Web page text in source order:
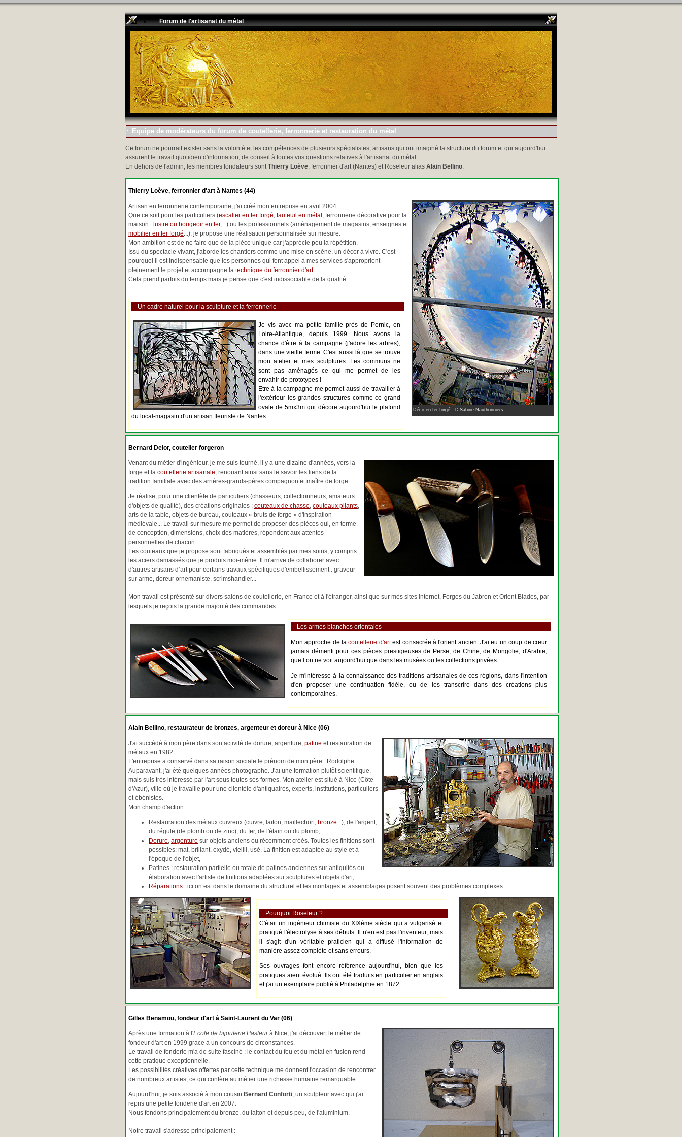
Forum de l'artisanat du métal
Equipe de modérateurs du forum de coutellerie, ferronnerie et restauration du métal
Ce forum ne pourrait exister sans la volonté et les compétences de plusieurs spécialistes, artisans qui ont imaginé la structure du forum et qui aujourd'hui
assurent le travail quotidien d'information, de conseil à toutes vos questions relatives à l'artisanat du métal.
En dehors de l'admin, les membres fondateurs sontThierry Loève, ferronnier d'art (Nantes) et Roseleur alias Alain Bellino.
Thierry Loève, ferronnier d'art à Nantes (44)
Déco en fer forgé - © Sabine Nauthonniers
Artisan en ferronnerie contemporaine, j'ai créé mon entreprise en avril 2004.
Que ce soit pour les particuliers (escalier en fer forgé, fauteuil en métal , ferronnerie décorative pour la
maison : lustre ou bougeoir en fer,...) ou les professionnels (aménagement de magasins, enseignes et
mobilier en fer forgé...), je propose une réalisation personnalisée sur mesure.
Mon ambition est de ne faire que de la pièce unique car j'apprécie peu la répétition.
Issu du spectacle vivant, j'aborde les chantiers comme une mise en scène, un décor à vivre. C'est
pourquoi il est indispensable que les personnes qui font appel à mes services s'approprient
pleinement le projet et accompagne la technique du ferronnier d'art.
Cela prend parfois du temps mais je pense que c'est indissociable de la qualité.
Un cadre naturel pour la sculpture et la ferronnerie
Je vis avec ma petite famille près de Pornic, en
Loire-Atlantique, depuis 1999. Nous avons la
chance d'être à la campagne (j'adore les arbres),
dans une vieille ferme. C'est aussi là que se trouve
mon atelier et mes sculptures. Les communs ne
sont pas aménagés ce qui me permet de les
envahir de prototypes !
Etre à la campagne me permet aussi de travailler à
l'extérieur les grandes structures comme ce grand
ovale de 5mx3m qui décore aujourd'hui le plafond
du local-magasin d'un artisan fleuriste de Nantes.
Bernard Delor, coutelier forgeron
Venant du métier d'ingénieur, je me suis tourné, il y a une dizaine d'années, vers la
forge et la coutellerie artisanale, renouant ainsi sans le savoir les liens de la
tradition familiale avec des arrières-grands-pères compagnon et maître de forge.
Je réalise, pour une clientèle de particuliers (chasseurs, collectionneurs, amateurs
d'objets de qualité), des créations originales : couteaux de chasse, couteaux pliants,
arts de la table, objets de bureau, couteaux « bruts de forge » d'inspiration
médiévale... Le travail sur mesure me permet de proposer des pièces qui, en terme
de conception, dimensions, choix des matières, répondent aux attentes
personnelles de chacun.
Les couteaux que je propose sont fabriqués et assemblés par mes soins, y compris
les aciers damassés que je produis moi-même. Il m'arrive de collaborer avec
d'autres artisans d’art pour certains travaux spécifiques d'embellissement : graveur
sur arme, doreur ornemaniste, scrimshandler...
Mon travail est présenté sur divers salons de coutellerie, en France et à l'étranger, ainsi que sur mes sites internet, Forges du Jabron et Orient Blades, par
lesquels je reçois la grande majorité des commandes.
Les armes blanches orientales
Mon approche de lacoutellerie d'artest consacrée à l'orient ancien. J'ai eu un coup de cœur
jamais démenti pour ces pièces prestigieuses de Perse, de Chine, de Mongolie, d'Arabie,
que l’on ne voit aujourd'hui que dans les musées ou les collections privées.
Je m'intéresse à la connaissance des traditions artisanales de ces régions, dans l'intention
d'en proposer une continuation fidèle, ou de les transcrire dans des créations plus
contemporaines.
Alain Bellino, restaurateur de bronzes, argenteur et doreur à Nice (06)
J'ai succédé à mon père dans son activité de dorure, argenture, patine et restauration de
métaux en 1982.
L'entreprise a conservé dans sa raison sociale le prénom de mon père : Rodolphe.
Auparavant, j'ai été quelques années photographe. J'ai une formation plutôt scientifique,
mais suis très intéressé par l'art sous toutes ses formes. Mon atelier est situé à Nice (Côte
d'Azur), ville où je travaille pour une clientèle d'antiquaires, experts, institutions, particuliers
et ébénistes.
Mon champ d'action :
Restauration des métaux cuivreux (cuivre, laiton, maillechort, bronze...), de l'argent,
du régule (de plomb ou de zinc), du fer, de l'étain ou du plomb,
Dorure, argenture sur objets anciens ou récemment créés. Toutes les finitions sont
possibles: mat, brillant, oxydé, vieilli, usé. La finition est adaptée au style et à
l'époque de l'objet,
Patines : restauration partielle ou totale de patines anciennes sur antiquités ou
élaboration avec l'artiste de finitions adaptées sur sculptures et objets d'art,
Réparations : ici on est dans le domaine du structurel et les montages et assemblages posent souvent des problèmes complexes.
Pourquoi Roseleur ?
C'était un ingénieur chimiste du XIXème siècle qui a vulgarisé et
pratiqué l'électrolyse à ses débuts. Il n'en est pas l'inventeur, mais
il s'agit d'un véritable praticien qui a diffusé l'information de
manière assez complète et sans erreurs.
Ses ouvrages font encore référence aujourd'hui, bien que les
pratiques aient évolué. Ils ont été traduits en particulier en anglais
et j'ai un exemplaire publié à Philadelphie en 1872.
Gilles Benamou, fondeur d'art à Saint-Laurent du Var (06)
Après une formation à l'Ecole de bijouterie Pasteurà Nice, j'ai découvert le métier de
fondeur d'art en 1999 grace à un concours de circonstances.
Le travail de fonderie m'a de suite fasciné : le contact du feu et du métal en fusion rend
cette pratique exceptionnelle.
Les possibilités créatives offertes par cette technique me donnent l'occasion de rencontrer
de nombreux artistes, ce qui confère au métier une richesse humaine remarquable.
Aujourd'hui, je suis associé à mon cousin Bernard Conforti, un sculpteur avec qui j'ai
repris une petite fonderie d'art en 2007.
Nous fondons principalement du bronze, du laiton et depuis peu, de l'aluminium.
Notre travail s'adresse principalement :